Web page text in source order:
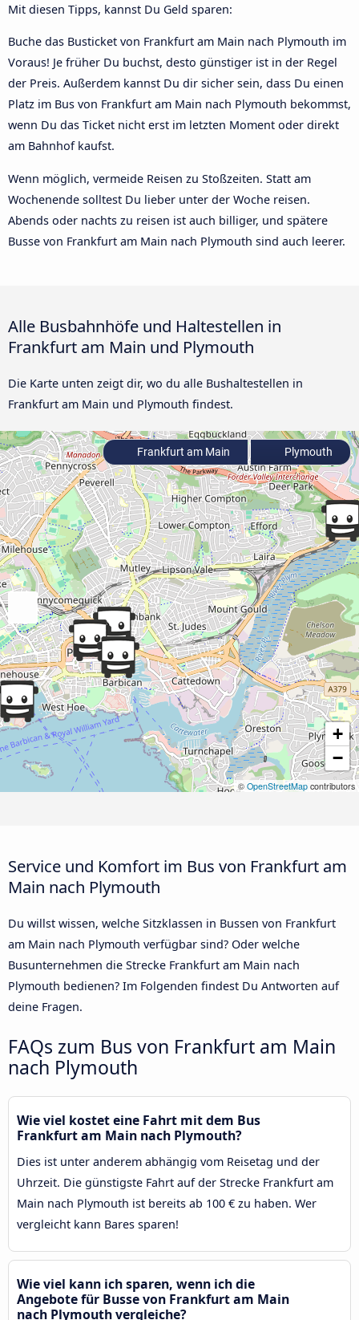
Mit diesen Tipps, kannst Du Geld sparen:
Buche das Busticket von Frankfurt am Main nach Plymouth im
Voraus! Je früher Du buchst, desto günstiger ist in der Regel
der Preis. Außerdem kannst Du dir sicher sein, dass Du einen
Platz im Bus von Frankfurt am Main nach Plymouth bekommst,
wenn Du das Ticket nicht erst im letzten Moment oder direkt
am Bahnhof kaufst.
Wenn möglich, vermeide Reisen zu Stoßzeiten. Statt am
Wochenende solltest Du lieber unter der Woche reisen.
Abends oder nachts zu reisen ist auch billiger, und spätere
Busse von Frankfurt am Main nach Plymouth sind auch leerer.
Alle Busbahnhöfe und Haltestellen in
Frankfurt am Main und Plymouth
Die Karte unten zeigt dir, wo du alle Bushaltestellen in
Frankfurt am Main und Plymouth findest.
+
−
© OpenStreetMap contributors
Frankfurt am Main Plymouth
Service und Komfort im Bus von Frankfurt am
Main nach Plymouth
Du willst wissen, welche Sitzklassen in Bussen von Frankfurt
am Main nach Plymouth verfügbar sind? Oder welche
Busunternehmen die Strecke Frankfurt am Main nach
Plymouth bedienen? Im Folgenden findest Du Antworten auf
deine Fragen.
FAQs zum Bus von Frankfurt am Main
nach Plymouth
Wie viel kostet eine Fahrt mit dem Bus
Frankfurt am Main nach Plymouth?
Dies ist unter anderem abhängig vom Reisetag und der
Uhrzeit. Die günstigste Fahrt auf der Strecke Frankfurt am
Main nach Plymouth ist bereits ab 100 € zu haben. Wer
vergleicht kann Bares sparen!
Wie viel kann ich sparen, wenn ich die
Angebote für Busse von Frankfurt am Main
nach Plymouth vergleiche?